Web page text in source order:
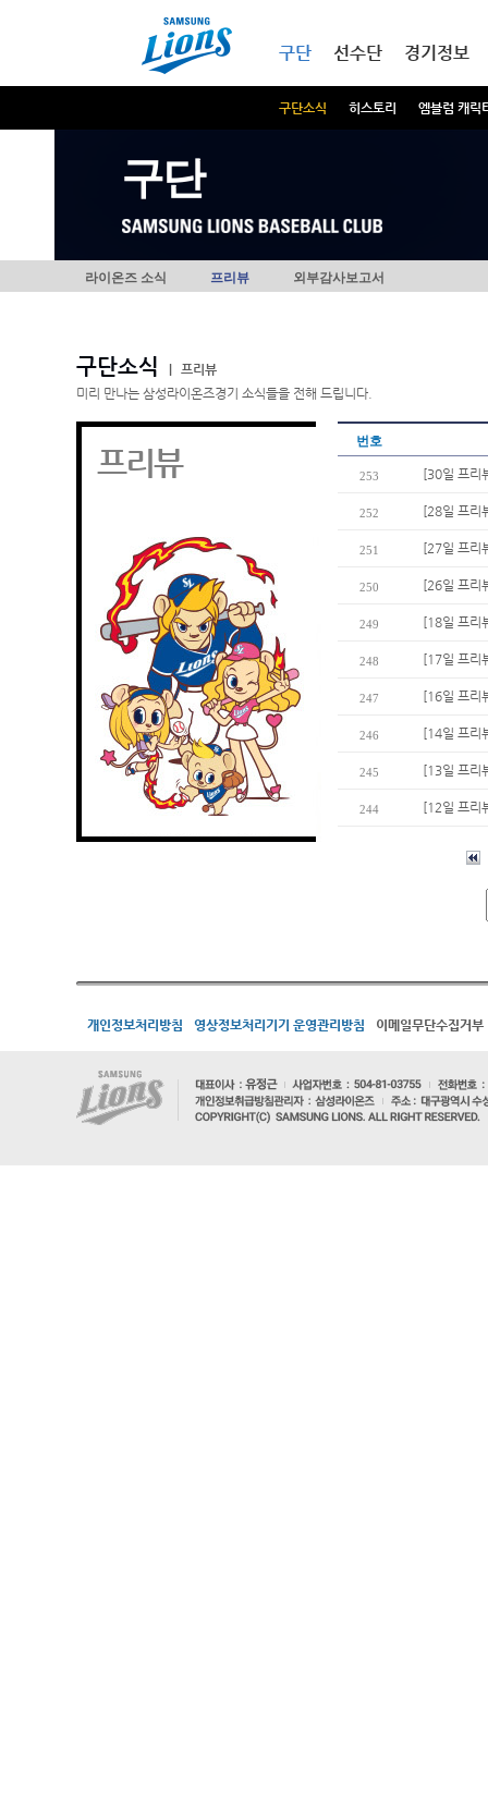
구단
구단소식 히스토리 엠블럼 캐릭
선수단 경기정보
구단
라이온즈 소식 프리뷰 외부감사보고서
구단소식
프리뷰
미리 만나는 삼성라이온즈경기 소식들을 전해 드립니다.
프리뷰
번호
253 [30일 프리
252 [28일 프리
251 [27일 프리
250 [26일 프리
249 [18일 프리
248 [17일 프리
247 [16일 프리
246 [14일 프리
245 [13일 프리
244 [12일 프리
개인정보처리방침 영상정보처리기기 운영관리방침 이메일무단수집거부